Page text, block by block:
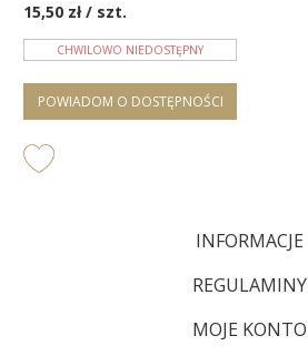
15,50 zł / szt.
CHWILOWO NIEDOSTĘPNY
POWIADOM O DOSTĘPNOŚCI
INFORMACJE
REGULAMINY
MOJE KONTO